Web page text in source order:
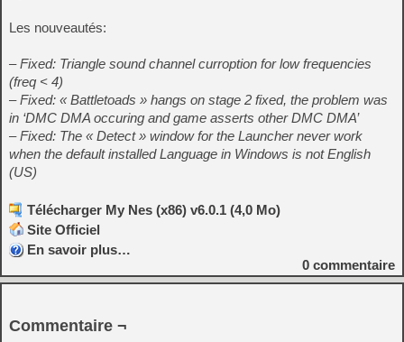
Les nouveautés:
– Fixed: Triangle sound channel curroption for low frequencies
(freq < 4)
– Fixed: « Battletoads » hangs on stage 2 fixed, the problem was
in ‘DMC DMA occuring and game asserts other DMC DMA’
– Fixed: The « Detect » window for the Launcher never work
when the default installed Language in Windows is not English
(US)
Télécharger My Nes (x86) v6.0.1 (4,0 Mo)
Site Officiel
En savoir plus…
0 commentaire
Commentaire ¬